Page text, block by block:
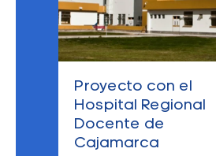
Proyecto con el
Hospital Regional
Docente de
Cajamarca